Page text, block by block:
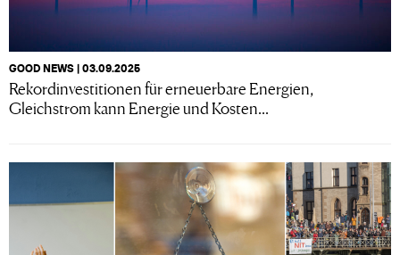
GOOD NEWS | 03.09.2025
Rekordinvestitionen für erneuerbare Energien,
Gleichstrom kann Energie und Kosten...